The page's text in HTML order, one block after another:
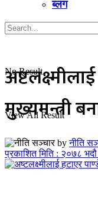
ब्लग
No Result
View All Result
मुख्यमन्त्री
by नीति
प्रकाशित मिति : २०७८